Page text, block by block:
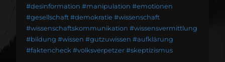
#desinformation #manipulation #emotionen
#gesellschaft #demokratie #wissenschaft
#wissenschaftskommunikation #wissensvermittlung
#bildung #wissen #gutzuwissen #aufklärung
#faktencheck #volksverpetzer #skeptizismus